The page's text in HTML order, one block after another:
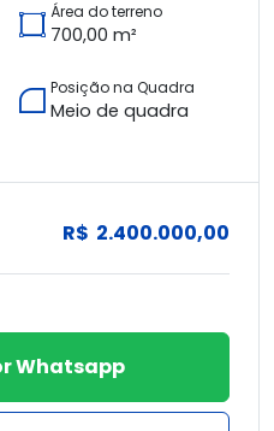
Área do terreno
700,00 m²
Posição na Quadra
Meio de quadra
R$ 2.400.000,00
Whatsapp